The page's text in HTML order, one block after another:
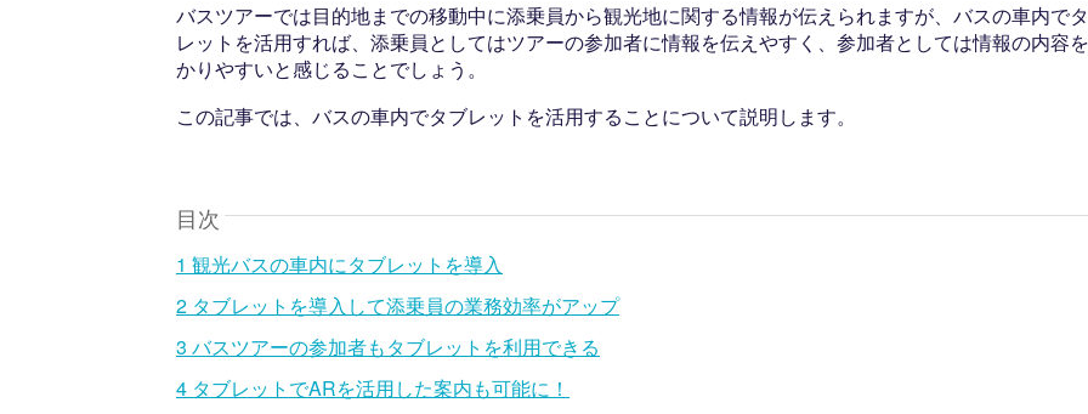
バスツアーでは目的地までの移動中に添乗員から観光地に関する情報が伝えられますが、バスの車内で
レットを活用すれば、添乗員としてはツアーの参加者に情報を伝えやすく、参加者としては情報の内容
かりやすいと感じることでしょう。
この記事では、バスの車内でタブレットを活用することについて説明します。
目次
1 観光バスの車内にタブレットを導入
2 タブレットを導入して添乗員の業務効率がアップ
3 バスツアーの参加者もタブレットを利用できる
4 タブレットでARを活用した案内も可能に！